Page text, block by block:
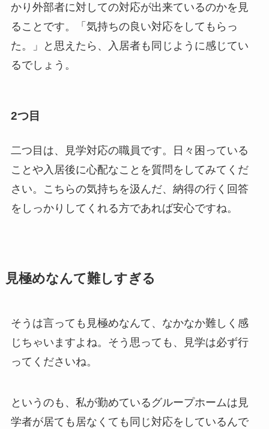
かり外部者に対しての対応が出来ているのかを見
ることです。「気持ちの良い対応をしてもらっ
た。」と思えたら、入居者も同じように感じてい
るでしょう。
2つ目
二つ目は、見学対応の職員です。日々困っている
ことや入居後に心配なことを質問をしてみてくだ
さい。こちらの気持ちを汲んだ、納得の行く回答
をしっかりしてくれる方であれば安心ですね。
見極めなんて難しすぎる
そうは言っても見極めなんて、なかなか難しく感
じちゃいますよね。そう思っても、見学は必ず行
ってくださいね。
というのも、私が勤めているグループホームは見
学者が居ても居なくても同じ対応をしているんで